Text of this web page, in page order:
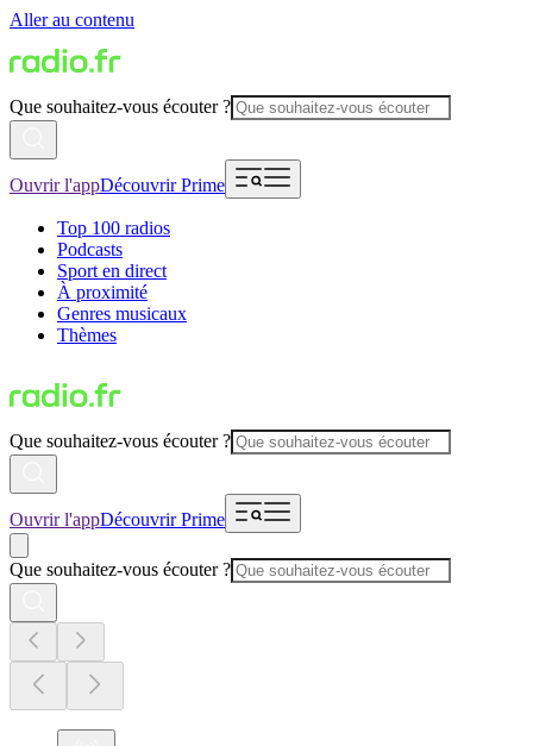
Aller au contenu
Que souhaitez-vous écouter ?
Ouvrir l'appDécouvrir Prime
Top 100 radios
Podcasts
Sport en direct
À proximité
Genres musicaux
Thèmes
Que souhaitez-vous écouter ?
Ouvrir l'appDécouvrir Prime
Que souhaitez-vous écouter ?